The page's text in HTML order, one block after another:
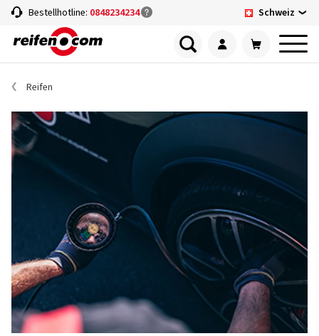
Bestellhotline: 0848234234 Schweiz
Reifen